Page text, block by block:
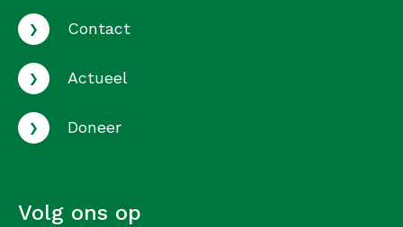
› Contact
› Actueel
› Doneer
Volg ons op